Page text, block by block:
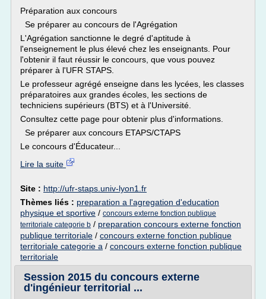
Préparation aux concours
Se préparer au concours de l'Agrégation
L'Agrégation sanctionne le degré d'aptitude à
l'enseignement le plus élevé chez les enseignants. Pour
l'obtenir il faut réussir le concours, que vous pouvez
préparer à l'UFR STAPS.
Le professeur agrégé enseigne dans les lycées, les classes
préparatoires aux grandes écoles, les sections de
techniciens supérieurs (BTS) et à l'Université.
Consultez cette page pour obtenir plus d'informations.
Se préparer aux concours ETAPS/CTAPS
Le concours d'Éducateur...
Lire la suite
Site : http://ufr-staps.univ-lyon1.fr
Thèmes liés : preparation a l'agregation d'education
physique et sportive / concours externe fonction publique
territoriale categorie b / preparation concours externe fonction
publique territoriale / concours externe fonction publique
territoriale categorie a / concours externe fonction publique
territoriale
Session 2015 du concours externe
d'ingénieur territorial ...